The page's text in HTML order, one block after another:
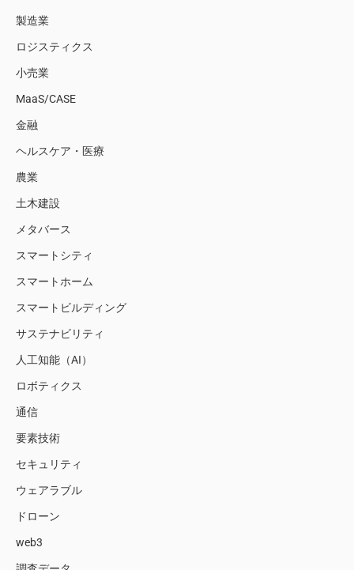
製造業
ロジスティクス
小売業
MaaS/CASE
金融
ヘルスケア・医療
農業
土木建設
メタバース
スマートシティ
スマートホーム
スマートビルディング
サステナビリティ
人工知能（AI）
ロボティクス
通信
要素技術
セキュリティ
ウェアラブル
ドローン
web3